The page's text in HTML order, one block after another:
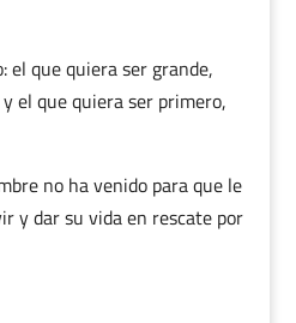
el que quiera ser grande,
el que quiera ser primero,
no ha venido para que le
y dar su vida en rescate por